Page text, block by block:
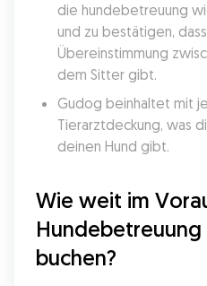
die hundebetreuung
und zu bestätigen,
Übereinstimmung
dem Sitter gibt.
Gudog beinhaltet mit
Tierarztdeckung, was
deinen Hund gibt.
Wie weit im
Hundebetreuung
buchen?